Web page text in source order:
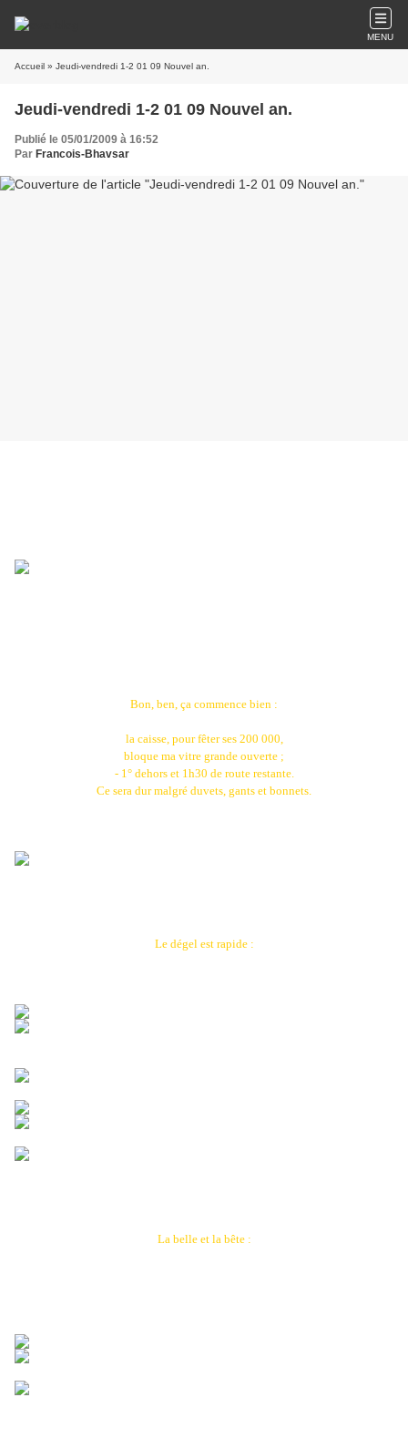
MENU
Accueil » Jeudi-vendredi 1-2 01 09 Nouvel an.
Jeudi-vendredi 1-2 01 09 Nouvel an.
Publié le 05/01/2009 à 16:52
Par Francois-Bhavsar
Bon, ben, ça commence bien :
la caisse, pour fêter ses 200 000,
bloque ma vitre grande ouverte ;
- 1° dehors et 1h30 de route restante.
Ce sera dur malgré duvets, gants et bonnets.
Le dégel est rapide :
La belle et la bête :